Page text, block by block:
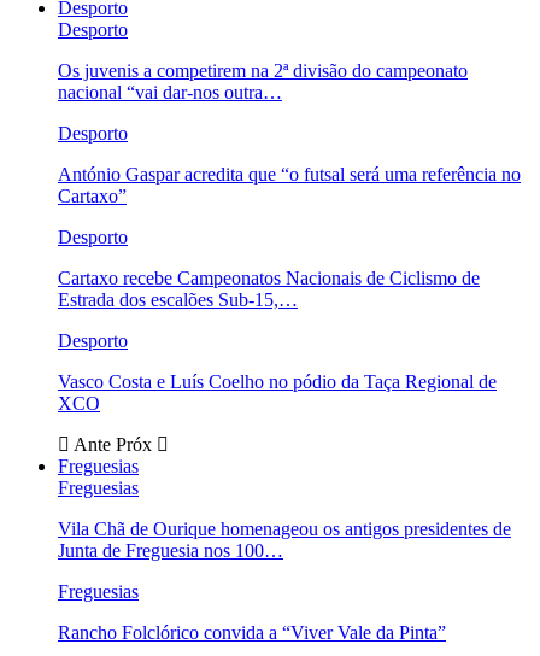
Desporto
Desporto
Os juvenis a competirem na 2ª divisão do campeonato
nacional “vai dar-nos outra…
Desporto
António Gaspar acredita que “o futsal será uma referência no
Cartaxo”
Desporto
Cartaxo recebe Campeonatos Nacionais de Ciclismo de
Estrada dos escalões Sub-15,…
Desporto
Vasco Costa e Luís Coelho no pódio da Taça Regional de
XCO
Ante Próx
Freguesias
Freguesias
Vila Chã de Ourique homenageou os antigos presidentes de
Junta de Freguesia nos 100…
Freguesias
Rancho Folclórico convida a “Viver Vale da Pinta”